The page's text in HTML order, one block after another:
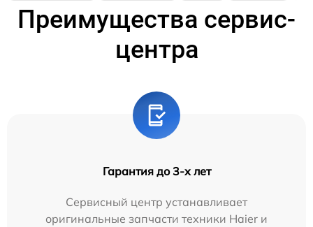
Преимущества сервис-
центра
Гарантия до 3-х лет
Сервисный центр устанавливает
оригинальные запчасти техники Haier и